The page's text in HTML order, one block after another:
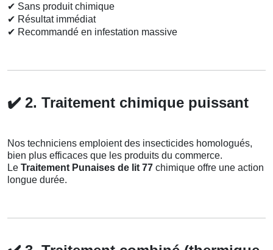
✔ Sans produit chimique
✔ Résultat immédiat
✔ Recommandé en infestation massive
✔️ 2. Traitement chimique puissant
Nos techniciens emploient des insecticides homologués,
bien plus efficaces que les produits du commerce.
Le Traitement Punaises de lit 77 chimique offre une action
longue durée.